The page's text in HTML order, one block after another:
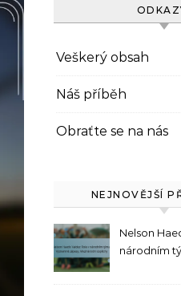
Veškerý obsah
Náš příběh
Obraťte se na nás
NEJNOVĚJŠÍ
Nelson
národním